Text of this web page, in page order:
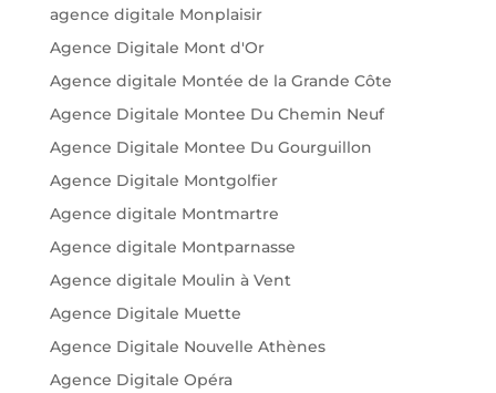
agence digitale Monplaisir
Agence Digitale Mont d'Or
Agence digitale Montée de la Grande Côte
Agence Digitale Montee Du Chemin Neuf
Agence Digitale Montee Du Gourguillon
Agence Digitale Montgolfier
Agence digitale Montmartre
Agence digitale Montparnasse
Agence digitale Moulin à Vent
Agence Digitale Muette
Agence Digitale Nouvelle Athènes
Agence Digitale Opéra